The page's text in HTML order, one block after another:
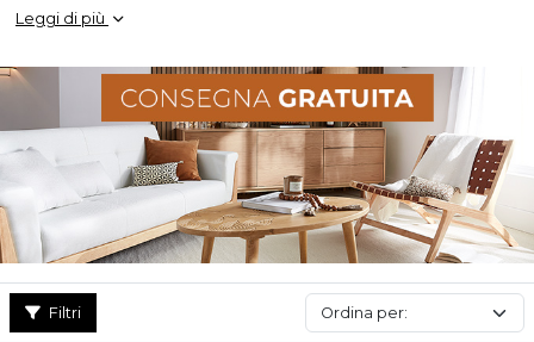
Miliboo le propone di scoprire la sua selezione !
Leggi di più
Filtri